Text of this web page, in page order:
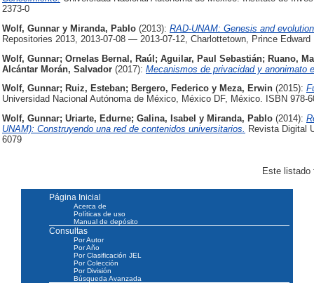
2373-0
Wolf, Gunnar y Miranda, Pablo (2013): RAD-UNAM: Genesis and
Repositories 2013, 2013-07-08 — 2013-07-12, Charlottetown, Prince Edward
Wolf, Gunnar; Ornelas Bernal, Raúl; Aguilar, Paul Sebastián; Ruano,
Alcántar Morán, Salvador (2017): Mecanismos de privacidad y anonimato
Wolf, Gunnar; Ruiz, Esteban; Bergero, Federico y Meza, Erwin (2015):
Universidad Nacional Autónoma de México, México DF, México. ISBN 978-
Wolf, Gunnar; Uriarte, Edurne; Galina, Isabel y Miranda, Pablo (2014):
UNAM): Construyendo una red de contenidos universitarios. Revista Digital
6079
Este
Página Inicial
Acerca de
Políticas de uso
Manual de depósito
Consultas
Por Autor
Por Año
Por Clasificación JEL
Por Colección
Por División
Búsqueda Avanzada